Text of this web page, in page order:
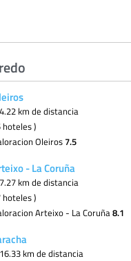
km de distancia
hoteles )
Oleiros 7.5
- La Coruña
km de distancia
hoteles )
Arteixo - La Coruña8.1
km de distancia